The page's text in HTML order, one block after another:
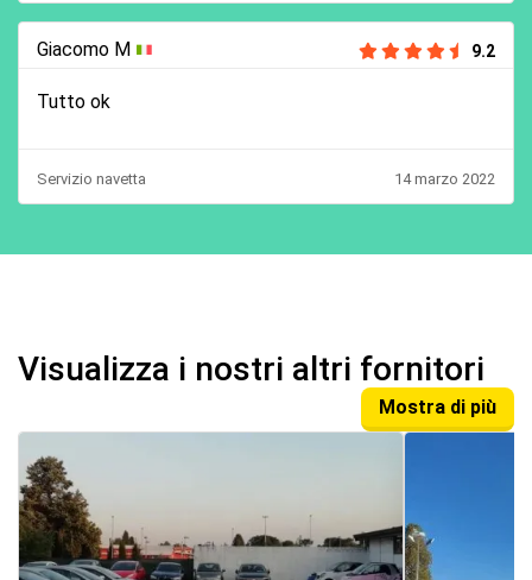
Giacomo M 9.2
Tutto ok
Servizio navetta 14 marzo 2022
Visualizza i nostri altri fornitori
Mostra di più